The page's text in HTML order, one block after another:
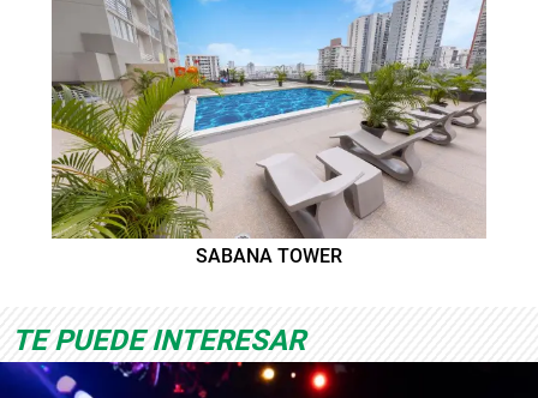
SABANA TOWER
TE PUEDE INTERESAR